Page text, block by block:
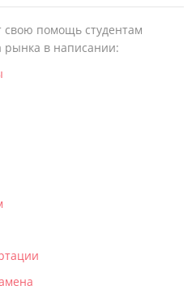
свою помощь студентам
рынка в написании: